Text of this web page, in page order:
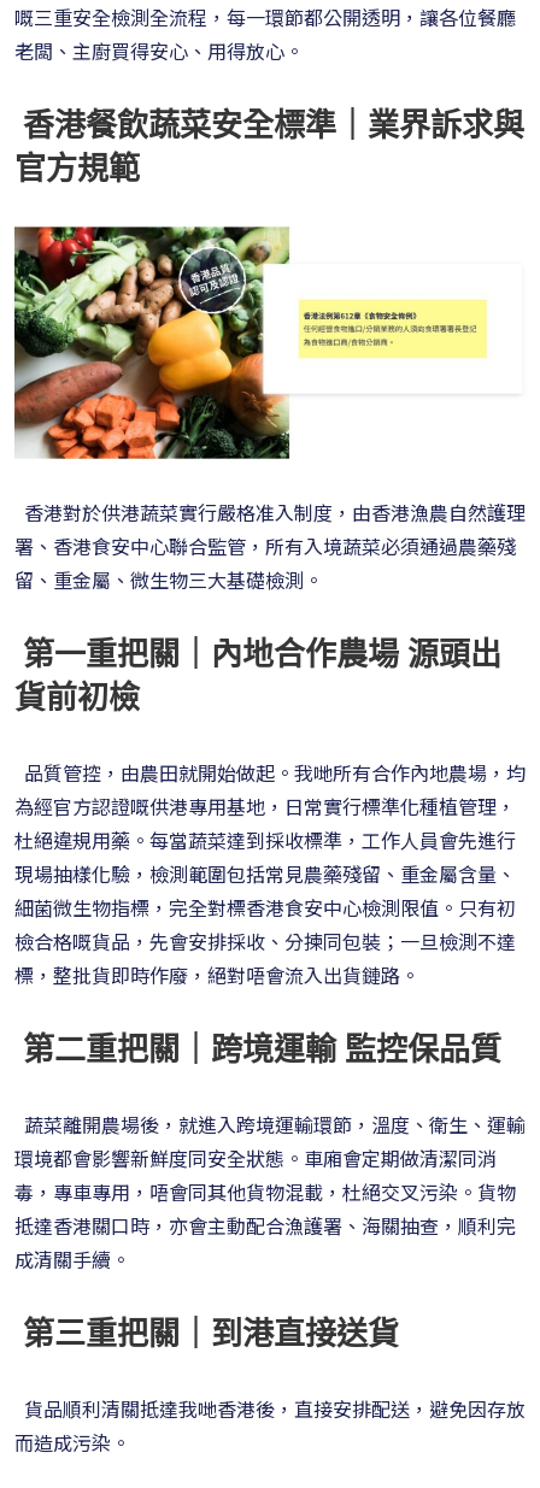
嘅三重安全檢測全流程，每一環節都公開透明，讓各位餐廳
老闆、主廚買得安心、用得放心。
香港餐飲蔬菜安全標準｜業界訴求與
官方規範
香港對於供港蔬菜實行嚴格准入制度，由香港漁農自然護理
署、香港食安中心聯合監管，所有入境蔬菜必須通過農藥殘
留、重金屬、微生物三大基礎檢測。
第一重把關｜內地合作農場 源頭出
貨前初檢
品質管控，由農田就開始做起。我哋所有合作內地農場，均
為經官方認證嘅供港專用基地，日常實行標準化種植管理，
杜絕違規用藥。每當蔬菜達到採收標準，工作人員會先進行
現場抽樣化驗，檢測範圍包括常見農藥殘留、重金屬含量、
細菌微生物指標，完全對標香港食安中心檢測限值。只有初
檢合格嘅貨品，先會安排採收、分揀同包裝；一旦檢測不達
標，整批貨即時作廢，絕對唔會流入出貨鏈路。
第二重把關｜跨境運輸 監控保品質
蔬菜離開農場後，就進入跨境運輸環節，溫度、衛生、運輸
環境都會影響新鮮度同安全狀態。車廂會定期做清潔同消
毒，專車專用，唔會同其他貨物混載，杜絕交叉污染。貨物
抵達香港關口時，亦會主動配合漁護署、海關抽查，順利完
成清關手續。
第三重把關｜到港直接送貨
貨品順利清關抵達我哋香港後，直接安排配送，避免因存放
而造成污染。